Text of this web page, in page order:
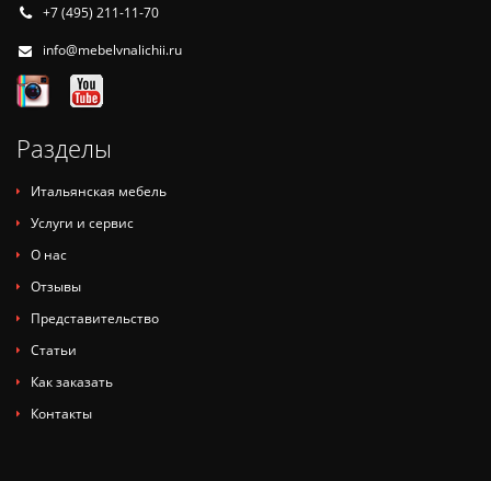
+7 (495) 211-11-70
info@mebelvnalichii.ru
Разделы
Итальянская мебель
Услуги и сервис
О нас
Отзывы
Представительство
Статьи
Как заказать
Контакты